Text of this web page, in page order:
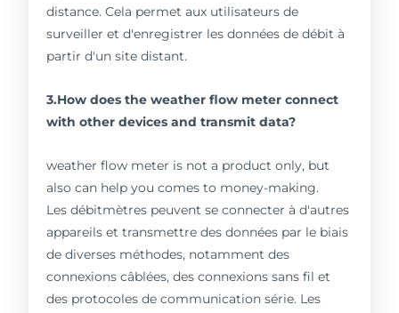
distance. Cela permet aux utilisateurs de
surveiller et d'enregistrer les données de débit à
partir d'un site distant.
3.How does the weather flow meter connect
with other devices and transmit data?
weather flow meter is not a product only, but
also can help you comes to money-making.
Les débitmètres peuvent se connecter à d'autres
appareils et transmettre des données par le biais
de diverses méthodes, notamment des
connexions câblées, des connexions sans fil et
des protocoles de communication série. Les